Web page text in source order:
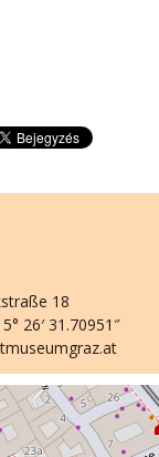
18
26′ 31.70951″